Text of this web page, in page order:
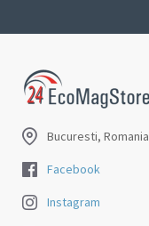
Bucuresti, Romania
Facebook
Instagram